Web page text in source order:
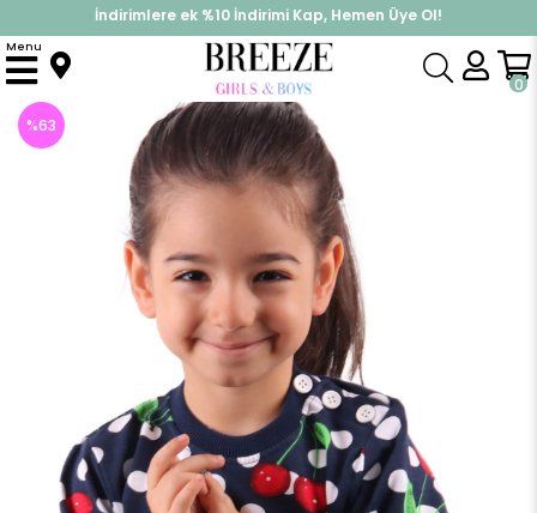
%30 Sepette Yaz İndirimi, Hemen Al!
İndirimlere ek %10 İndirimi Kap, Hemen Üye Ol!
0
Menu
Anasayfa Üst Giyim Sweatshirt Kız Çocuk Sweat Kirazlı Lacivert-Kırmızı (2 Yaş)
%63